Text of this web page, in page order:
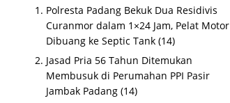
Polresta Padang Bekuk Dua Residivis
Curanmor dalam 1×24 Jam, Pelat Motor
Dibuang ke Septic Tank (14)
Jasad Pria 56 Tahun Ditemukan
Membusuk di Perumahan PPI Pasir
Jambak Padang (14)